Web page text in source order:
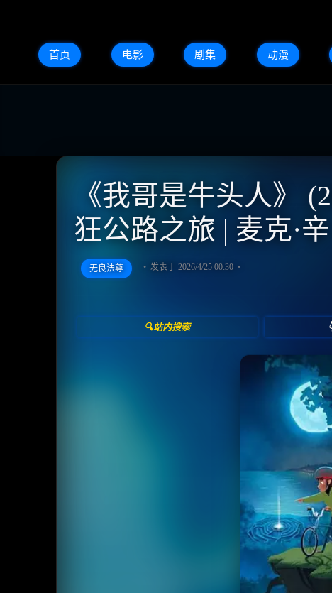
首页 电影 剧集 动漫
《我哥是牛头人》
狂公路之旅 | 麦克·
无良法尊 发表于 2026/4/25 00:30
🔍站内搜索
⭐
收藏
⭐️ 评